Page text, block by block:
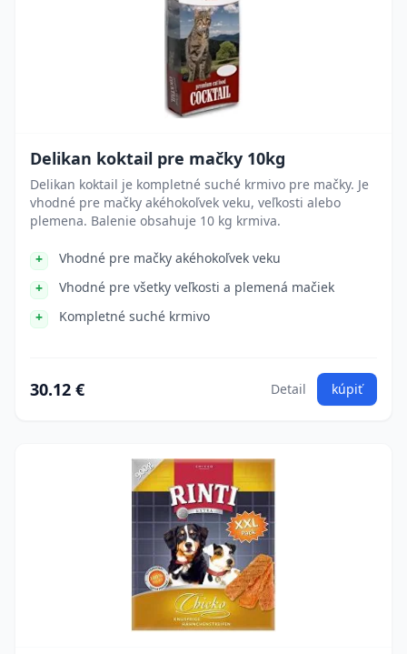
Delikan koktail pre mačky 10kg
Delikan koktail je kompletné suché krmivo pre mačky. Je
vhodné pre mačky akéhokoľvek veku, veľkosti alebo
plemena. Balenie obsahuje 10 kg krmiva.
Vhodné pre mačky akéhokoľvek veku
Vhodné pre všetky veľkosti a plemená mačiek
Kompletné suché krmivo
30.12 € Detail kúpiť